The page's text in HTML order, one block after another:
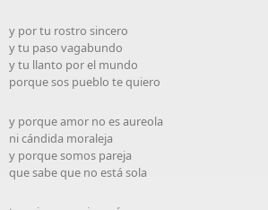
y por tu rostro sincero
y tu paso vagabundo
y tu llanto por el mundo
porque sos pueblo te quiero
y porque amor no es aureola
ni cándida moraleja
y porque somos pareja
que sabe que no está sola